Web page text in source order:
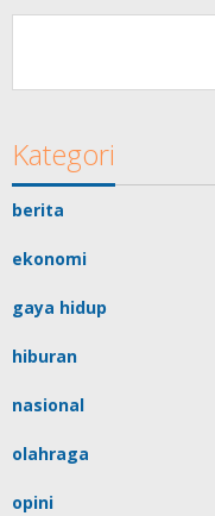
Kategori
berita
ekonomi
gaya hidup
hiburan
nasional
olahraga
opini